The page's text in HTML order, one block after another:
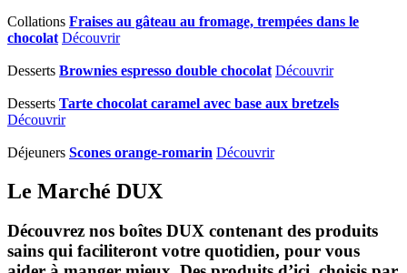
Collations Fraises au gâteau au fromage, trempées dans le
chocolat Découvrir
Desserts Brownies espresso double chocolat Découvrir
Desserts Tarte chocolat caramel avec base aux bretzels
Découvrir
Déjeuners Scones orange-romarin Découvrir
Le Marché DUX
Découvrez nos boîtes DUX contenant des produits
sains qui faciliteront votre quotidien, pour vous